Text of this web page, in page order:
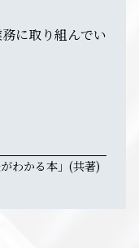
に取り組んでい
わかる本」(共著)